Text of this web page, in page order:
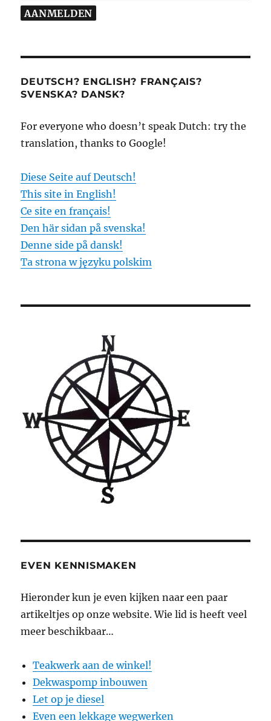
DEUTSCH? ENGLISH? FRANÇAIS?
SVENSKA? DANSK?
For everyone who doesn’t speak Dutch: try the
translation, thanks to Google!
Diese Seite auf Deutsch!
This site in English!
Ce site en français!
Den här sidan på svenska!
Denne side på dansk!
Ta strona w języku polskim
EVEN KENNISMAKEN
Hieronder kun je even kijken naar een paar
artikeltjes op onze website. Wie lid is heeft veel
meer beschikbaar…
Teakwerk aan de winkel!
Dekwaspomp inbouwen
Let op je diesel
Even een lekkage wegwerken